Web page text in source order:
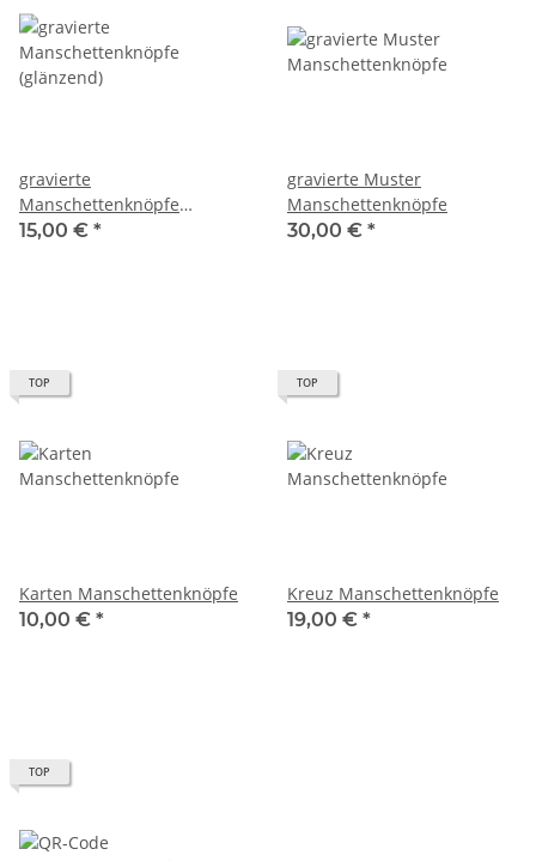
gravierte
Manschettenknöpfe
(glänzend)
15,00 € *
gravierte Muster
Manschettenknöpfe
30,00 € *
TOP
Karten Manschettenknöpfe
10,00 € *
TOP
Kreuz Manschettenknöpfe
19,00 € *
TOP